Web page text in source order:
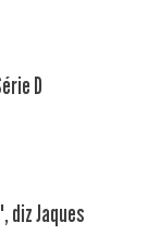
D
diz Jaques